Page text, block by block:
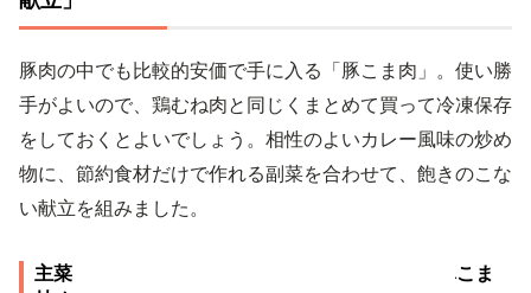
豚肉の中でも比較的安価で手に入る「豚こま肉」。使い勝
手がよいので、鶏むね肉と同じくまとめて買って冷凍保存
をしておくとよいでしょう。相性のよいカレー風味の炒め
物に、節約食材だけで作れる副菜を合わせて、飽きのこな
い献立を組みました。
主菜：玉ねぎたっぷり カレールーを使って節約豚こま